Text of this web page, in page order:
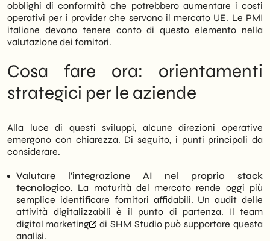
obblighi di conformità che potrebbero aumentare i costi
operativi per i provider che servono il mercato UE. Le PMI
italiane devono tenere conto di questo elemento nella
valutazione dei fornitori.
Cosa fare ora: orientamenti
strategici per le aziende
Alla luce di questi sviluppi, alcune direzioni operative
emergono con chiarezza. Di seguito, i punti principali da
considerare.
Valutare l’integrazione AI nel proprio stack
tecnologico. La maturità del mercato rende oggi più
semplice identificare fornitori affidabili. Un audit delle
attività digitalizzabili è il punto di partenza. Il team
digital marketing
di SHM Studio può supportare questa
analisi.